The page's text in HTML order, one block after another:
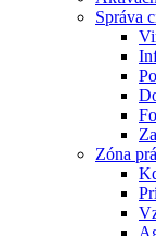
Správa
Zóna